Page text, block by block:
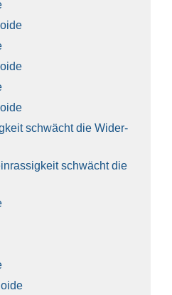
schwächt die Wider­
schwächt die